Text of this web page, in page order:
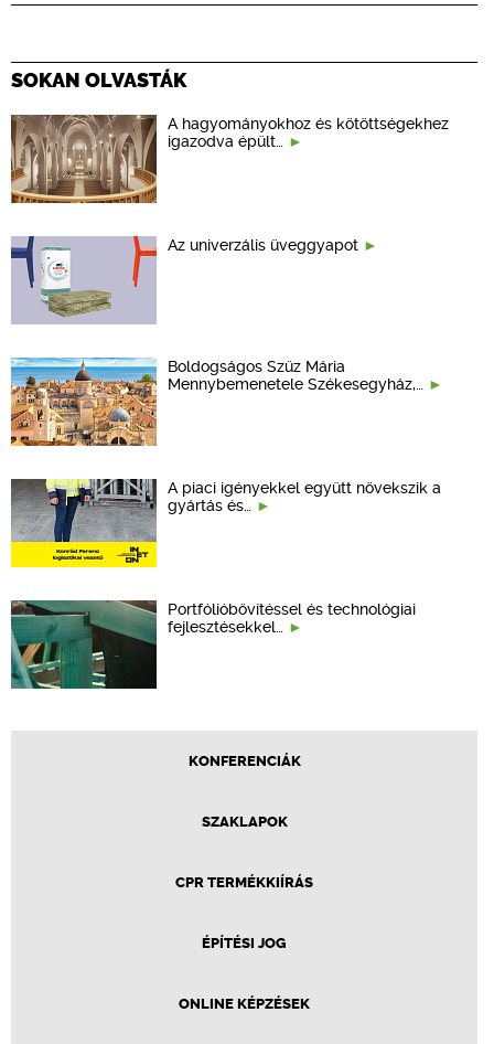
SOKAN OLVASTÁK
A hagyományokhoz és kötöttségekhez
igazodva épült…
Az univerzális üveggyapot
Boldogságos Szűz Mária
Mennybemenetele Székesegyház,…
A piaci igényekkel együtt növekszik a
gyártás és…
Portfólióbővítéssel és technológiai
fejlesztésekkel…
KONFERENCIÁK
SZAKLAPOK
CPR TERMÉKKIÍRÁS
ÉPÍTÉSI JOG
ONLINE KÉPZÉSEK